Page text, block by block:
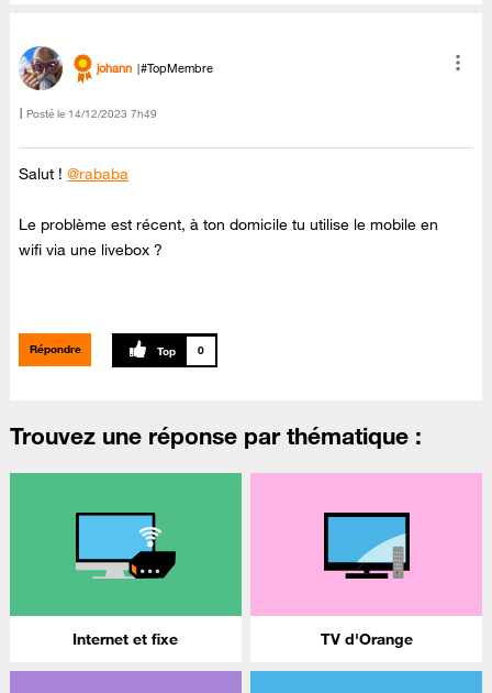
johann #TopMembre
Posté le ‎14/12/2023 7h49
Salut !@rababa
Le problème est récent, à ton domicile tu utilise le mobile en
wifi via une livebox ?
Répondre 0
Trouvez une réponse par thématique :
Internet et fixe TV d'Orange